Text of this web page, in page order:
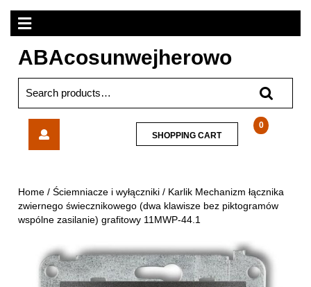
Skip
content
Open
Menu
ABAcosunwejherowo
for:
świecznikowego
(dwa
klawisze
piktogramów
wspólne
zasilanie)
0
SHOPPING CARTSHOPPING
CART
Home /Ściemniacze i wyłączniki / Karlik Mechanizm łącznika
zwiernego świecznikowego (dwa klawisze bez piktogramów
wspólne zasilanie) grafitowy 11MWP-44.1